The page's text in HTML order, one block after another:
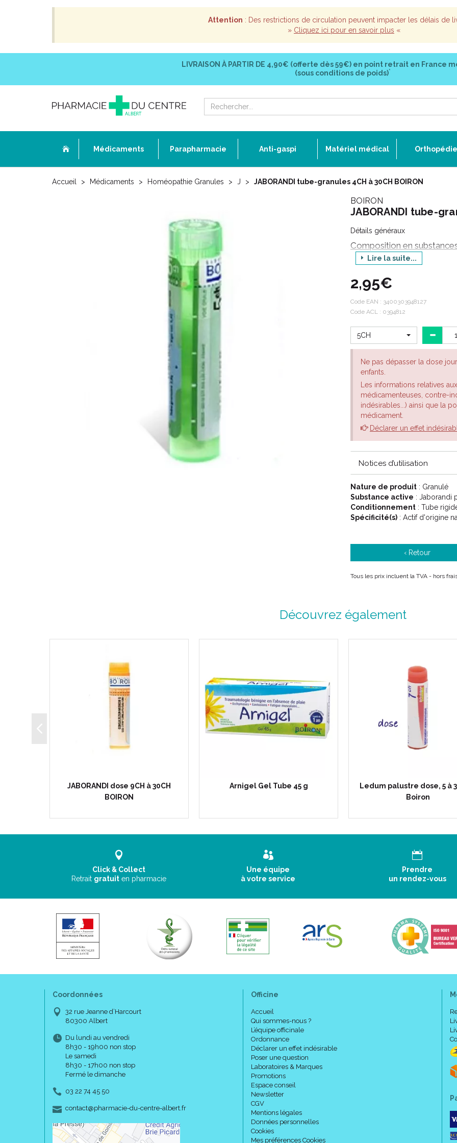
Attention : Des restrictions de circulation peuvent impacter les délais de
» Cliquez ici pour en savoir plus «
LIVRAISON À PARTIR DE 4,90€ (offerte dès 59€) en point retrait en France
(sous conditions de poids)*
Médicaments Parapharmacie Anti-gaspi Matériel médical Orthopédie
Accueil Médicaments Homéopathie Granules J JABORANDI tube-granules 4CH à 30CH BOIRON
BOIRON
JABORANDI tube-
Détails généraux
Composition en
JABORANDI POUR PRÉPARATIONS
JABORANDI est un
troubles du comportement.
En ophtalmologie : dans le
Dans les troubles du
Le conseil de votre pharmacien
Choisir la dilution dans la liste
4CH Jaune
5CH Vert
7CH Rouge
9CH Bleu
JABORANDI est un
troubles du comportement.
En ophtalmologie : dans le
Posologie variable suivant la
Contre-indications:
Ce médicament contient du
certains sucres, demandez
Ce médicament est
sucrase-iso maltase (maladies
En raison de la présence de
syndrome de malabsorption
Mode d' emploi :
Lire la suite...
2,95€
Code EAN : 3400303948127
Code ACL : 0394812
5CH
Ne pas dépasser la dose
enfants.
Les informations relatives
médicamenteuses, contre-
indésirables...) ainsi que la
médicament.
Déclarer un effet
Notices d’utilisation
Nature de produit : Granulé
Substance active : Jaborandi
Conditionnement : Tube
Spécificité(s) : Actif d'origine
‹ Retour
Tous les prix incluent la TVA - hors
Découvrez également
JABORANDI dose 9CH à 30CH
BOIRON
Arnigel Gel Tube 45 g
Ledum palustre dose, 5 à
Boiron
Click & Collect
Retrait gratuit en pharmacie
Une équipe
à votre service
Prendre
un rendez-vous
Coordonnées
32 rue Jeanne d’Harcourt
80300 Albert
Du lundi au vendredi
8h30 - 19h00 non stop
Le samedi
8h30 - 17h00 non stop
Fermé le dimanche
03 22 74 45 50
contact-
@-
pharmacie-du-centre-albert.fr
Officine
Accueil
Qui sommes-nous ?
L’équipe officinale
Ordonnance
Déclarer un effet indésirable
Poser une question
Laboratoires & Marques
Promotions
Espace conseil
Newsletter
CGV
Mentions légales
Données personnelles
Cookies
Mes préférences Cookies